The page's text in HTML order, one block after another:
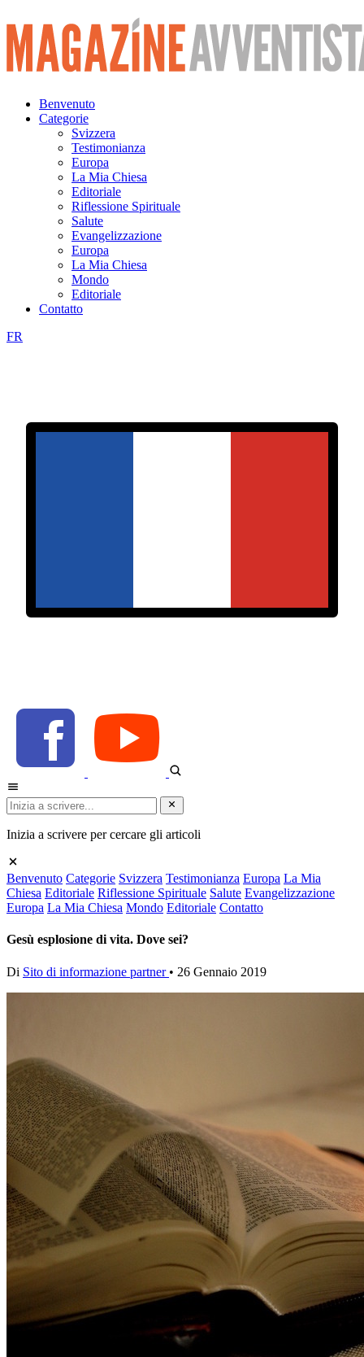
Vai
al
contenuto
Benvenuto
Categorie
Svizzera
Testimonianza
Europa
La Mia Chiesa
Editoriale
Riflessione Spirituale
Salute
Evangelizzazione
Europa
La Mia Chiesa
Mondo
Editoriale
Contatto
FR
Inizia a scrivere per cercare gli articoli
Benvenuto Categorie Svizzera Testimonianza Europa La Mia
Chiesa Editoriale Riflessione Spirituale Salute Evangelizzazione
Europa La Mia Chiesa Mondo Editoriale Contatto
Gesù esplosione di vita. Dove sei?
Di Sito di informazione partner • 26 Gennaio 2019